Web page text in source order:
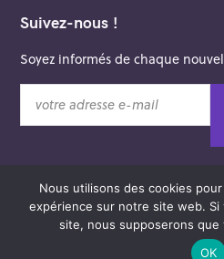
Suivez-nous !
Soyez informés de chaque
t
© 2026 Saint-Merry
Theme: Felt by
Nous utilisons des cookies
expérience sur notre site web.
site, nous supposerons
OK